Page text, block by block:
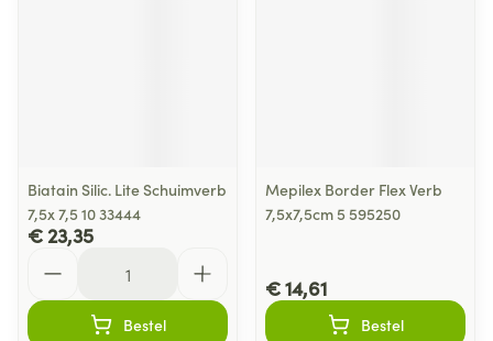
Biatain Silic. Lite Schuimverb
7,5x 7,5 10 33444
€ 23,35
Bestel
Mepilex Border Flex Verb
7,5x7,5cm 5 595250
€ 14,61
Bestel